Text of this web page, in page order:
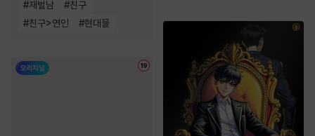
#재벌남 #친구
#친구>연인 #현대물